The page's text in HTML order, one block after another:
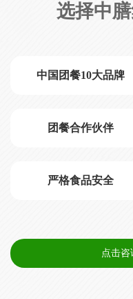
选择中
中国团餐10大品牌
团餐合作伙伴
严格食品安全
点击咨